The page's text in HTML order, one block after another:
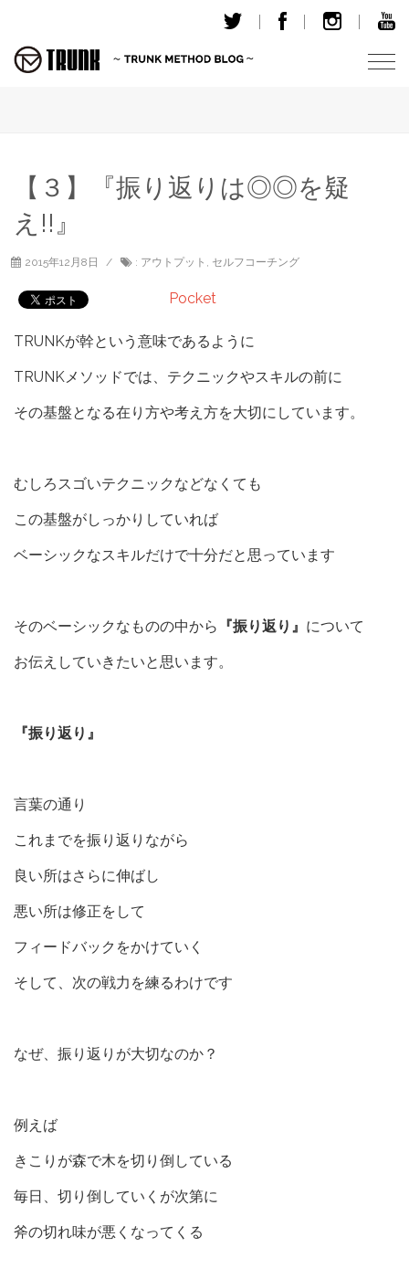
T
【３】『振り返りは◎◎を疑
え!!』
2015年12月8日 : アウトプット , セルフコーチング
Pocket
TRUNKが幹という意味であるように
TRUNKメソッドでは、テクニックやスキルの前に
その基盤となる在り方や考え方を大切にしています。
むしろスゴいテクニックなどなくても
この基盤がしっかりしていれば
ベーシックなスキルだけで十分だと思っています
そのベーシックなものの中から 『振り返り』 について
お伝えしていきたいと思います。
『振り返り』
言葉の通り
これまでを振り返りながら
良い所はさらに伸ばし
悪い所は修正をして
フィードバックをかけていく
そして、次の戦力を練るわけです
なぜ、振り返りが大切なのか？
例えば
きこりが森で木を切り倒している
毎日、切り倒していくが次第に
斧の切れ味が悪くなってくる